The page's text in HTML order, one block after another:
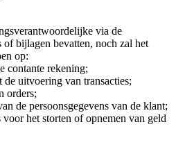
via de
bijlagen bevatten, noch zal het
op:
contante rekening;
uitvoering van transacties;
orders;
de persoonsgegevens van de klant;
het storten of opnemen van geld